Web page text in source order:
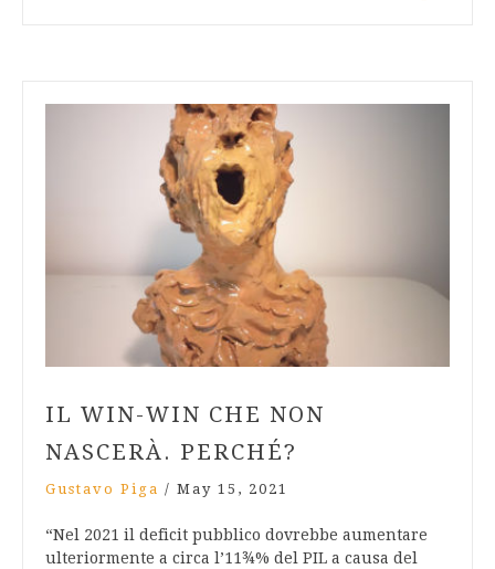
IL WIN-WIN CHE NON
NASCERÀ. PERCHÉ?
Gustavo Piga / May 15, 2021
“Nel 2021 il deficit pubblico dovrebbe aumentare
ulteriormente a circa l’11¾% del PIL a causa del